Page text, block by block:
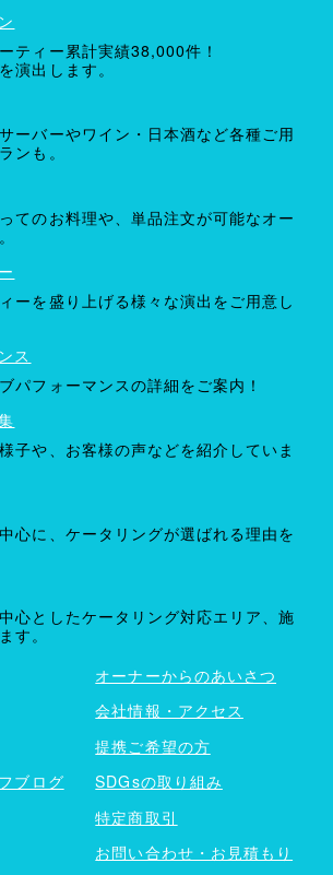
ティー累計実績38,000件！
演出します。
ーバーやワイン・日本酒など各種ご用
ンも。
てのお料理や、単品注文が可能なオー
。
ーを盛り上げる様々な演出をご用意し
ス
パフォーマンスの詳細をご案内！
子や、お客様の声などを紹介していま
心に、ケータリングが選ばれる理由を
心としたケータリング対応エリア、施
す。
ブログ
オーナーからのあいさつ
会社情報・アクセス
提携ご希望の方
SDGsの取り組み
特定商取引
お問い合わせ・お見積もり